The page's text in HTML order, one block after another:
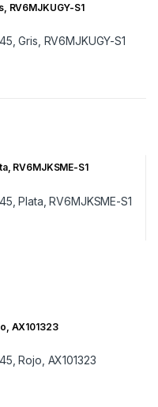
RV6MJKUGY-S1
RV6MJKSME-S1
AX101323